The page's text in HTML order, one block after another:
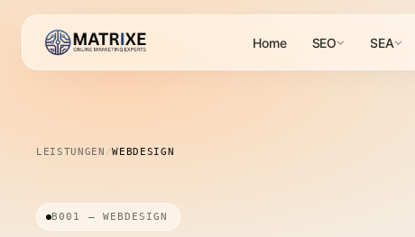
Home SEO SEA
LEISTUNGEN /WEBDESIGN
B001 — WEBDESIGN